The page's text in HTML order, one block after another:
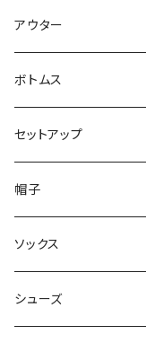
パンツ
アウター
ジャケット
コート
ダウン
ベスト
ボトムス
ロングパンツ
ハーフパンツ
デニムパンツ
セットアップ
帽子
ニット帽 / ビーニー
キャップ
ソックス
シューズ